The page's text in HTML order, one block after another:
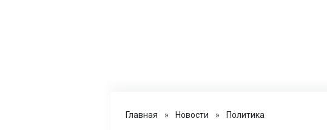
Главная » Новости » Политика